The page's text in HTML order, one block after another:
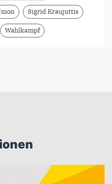
Sigrid Kraujuttis
Wahlkampf